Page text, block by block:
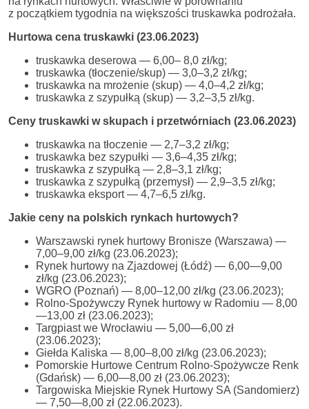
z początkiem tygodnia na większości truskawka podrożała.
Hurtowa cena truskawki (23.06.2023)
truskawka deserowa — 6,00– 8,0 zł/kg;
truskawka (tłoczenie/skup) — 3,0–3,2 zł/kg;
truskawka na mrożenie (skup) — 4,0–4,2 zł/kg;
truskawka z szypułką (skup) — 3,2–3,5 zł/kg.
Ceny truskawki w skupach i przetwórniach (23.06.2023)
truskawka na tłoczenie — 2,7–3,2 zł/kg;
truskawka bez szypułki — 3,6–4,35 zł/kg;
truskawka z szypułką — 2,8–3,1 zł/kg;
truskawka z szypułką (przemysł) — 2,9–3,5 zł/kg;
truskawka eksport — 4,7–6,5 zł/kg.
Jakie ceny na polskich rynkach hurtowych?
Warszawski rynek hurtowy Bronisze (Warszawa) —
7,00–9,00 zł/kg (23.06.2023);
Rynek hurtowy na Zjazdowej (Łódź) — 6,00—9,00
zł/kg (23.06.2023);
WGRO (Poznań) — 8,00–12,00 zł/kg (23.06.2023);
Rolno-Spożywczy Rynek hurtowy w Radomiu — 8,00
—13,00 zł (23.06.2023);
Targpiast we Wrocławiu — 5,00—6,00 zł
(23.06.2023);
Giełda Kaliska — 8,00–8,00 zł/kg (23.06.2023);
Pomorskie Hurtowe Centrum Rolno-Spożywcze Renk
(Gdańsk) — 6,00—8,00 zł (23.06.2023);
Targowiska Miejskie Rynek Hurtowy SA (Sandomierz)
— 7,50—8,00 zł (22.06.2023).